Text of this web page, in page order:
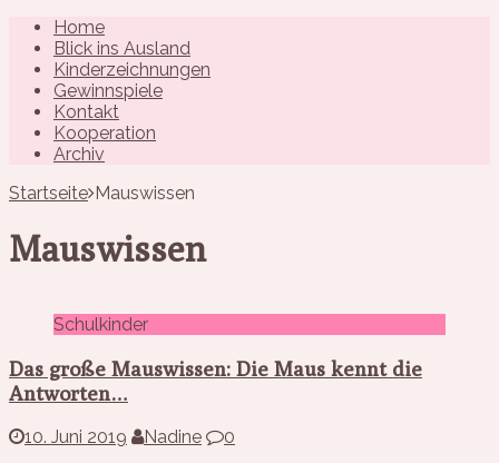
Home
Blick ins Ausland
Kinderzeichnungen
Gewinnspiele
Kontakt
Kooperation
Archiv
Startseite Mauswissen
Mauswissen
Schulkinder
Das große Mauswissen: Die Maus kennt die
Antworten…
10. Juni 2019 Nadine
0